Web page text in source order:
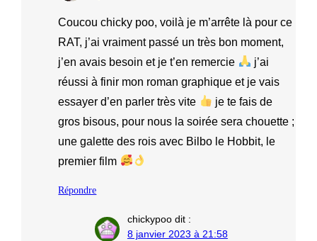
Coucou chicky poo, voilà je m’arrête là pour ce
RAT, j’ai vraiment passé un très bon moment,
j’en avais besoin et je t’en remercie
j’ai
réussi à finir mon roman graphique et je vais
essayer d’en parler très vite
je te fais de
gros bisous, pour nous la soirée sera chouette ;
une galette des rois avec Bilbo le Hobbit, le
premier film
Répondre
chickypoo dit :
8 janvier 2023 à 21:58